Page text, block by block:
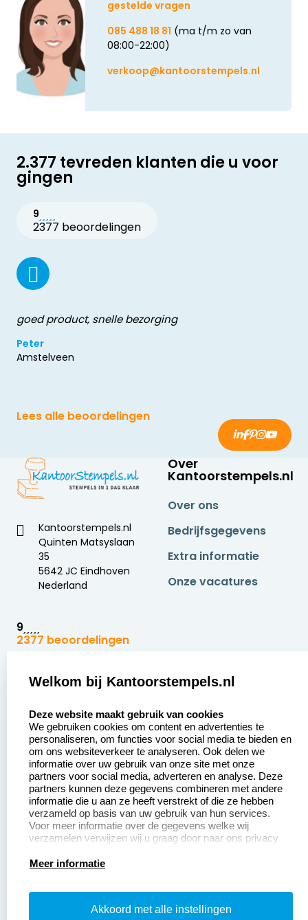
gestelde vragen
085 488 18 81 (ma t/m zo van
08:00-22:00)
verkoop@kantoorstempels.nl
2.377 tevreden klanten die u voor
gingen
9
2377 beoordelingen
goed product, snelle bezorging
Peter
Amstelveen
Lees alle beoordelingen
Kantoorstempels.nl
Quinten Matsyslaan
35
5642 JC Eindhoven
Nederland
9
2377 beoordelingen
Over
Kantoorstempels.nl
Over ons
Bedrijfsgegevens
Extra informatie
Onze vacatures
Zakelijk:
Aanvraag op maat
Betaling &
Verzending
Wederverkoper
worden
Sale
Klantenservice:
Contact opnemen
Veel gestelde vragen
Retourneren
Herroepingsrecht
Productinformatie:
Instructiepagina
Welkom bij Kantoorstempels.nl
Deze website maakt gebruik van cookies
We gebruiken cookies om content en advertenties te
personaliseren, om functies voor social media te bieden en
om ons websiteverkeer te analyseren. Ook delen we
informatie over uw gebruik van onze site met onze
partners voor social media, adverteren en analyse. Deze
partners kunnen deze gegevens combineren met andere
informatie die u aan ze heeft verstrekt of die ze hebben
verzameld op basis van uw gebruik van hun services.
Voor meer informatie over de gegevens welke wij
verzamelen verwijzen wij u graag door naar ons privacy
Meer informatie
Akkoord met alle instellingen